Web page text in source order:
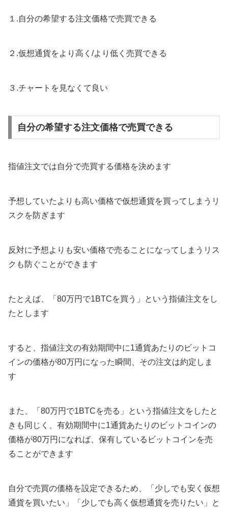
１.自分の希望する注文価格で売買できる
２.仮想通貨をより高く/より低く売買できる
３.チャートを見なくて良い
自分の希望する注文価格で売買できる
指値注文では自分で売買する価格を決めます
予想していたよりも高い価格で仮想通貨を買ってしまうリ
スクを防ぎます
反対に予想よりも安い価格で売ることになってしまうリス
クも防ぐことができます
たとえば、「80万円で1BTCを買う」という指値注文をし
たとします
すると、指値注文の有効期間中に1通貨あたりのビットコ
インの価格が80万円になった瞬間、その注文は約定しま
す
また、「80万円で1BTCを売る」という指値注文をしたと
きも同じく、有効期間中に1通貨あたりのビットコインの
価格が80万円になれば、保有しているビットコインを売
ることができます
自分で売買の価格を設定できるため、「少しでも安く仮想
通貨を買いたい」「少しでも高く仮想通貨を売りたい」と